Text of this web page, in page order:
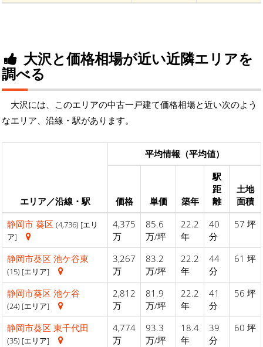
大沢と価格相場が近い近隣エリアを
調べる
大沢には、このエリアの中古一戸建て価格相場と近い次のよう
なエリア、沿線・駅があります。
エリア／沿線・駅
平均情報（平均値）
価格 単価 築年
駅
距
離
土地
面積
静岡市 葵区 (4,736) [エリ
ア]
4,375
万
85.6
万/坪
22.2
年
40
分
57 坪
静岡市葵区 池ケ谷東
(15) [エリア]
3,267
万
83.2
万/坪
22.2
年
44
分
61 坪
静岡市葵区 池ケ谷
(24) [エリア]
2,812
万
81.9
万/坪
22.2
年
41
分
56 坪
静岡市葵区 東千代田
(35) [エリア]
4,774
万
93.3
万/坪
18.4
年
39
分
60 坪